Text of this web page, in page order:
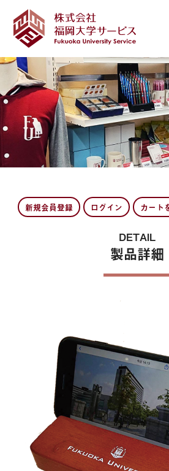
新規会員登録 ログイン カート
DETAIL
製品詳細